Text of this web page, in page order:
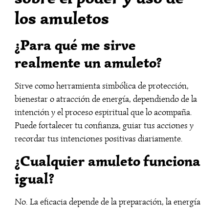
los amuletos
¿Para qué me sirve
realmente un amuleto?
Sirve como herramienta simbólica de protección,
bienestar o atracción de energía, dependiendo de la
intención y el proceso espiritual que lo acompaña.
Puede fortalecer tu confianza, guiar tus acciones y
recordar tus intenciones positivas diariamente.
¿Cualquier amuleto funciona
igual?
No. La eficacia depende de la preparación, la energía